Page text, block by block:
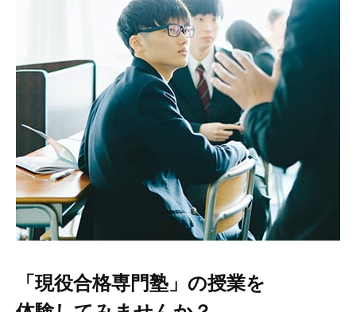
「現役合格専門塾」の授業を